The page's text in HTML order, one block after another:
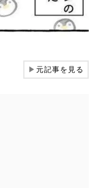
▶元記事を見る